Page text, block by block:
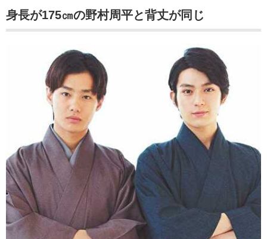
身長が175㎝の野村周平と背丈が同じ